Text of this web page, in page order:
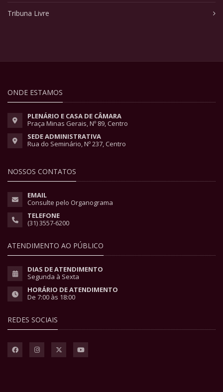
Tribuna Livre
ONDE ESTAMOS
PLENÁRIO E CASA DE CÂMARA
Praça Minas Gerais, Nº 89, Centro
SEDE ADMINISTRATIVA
Rua do Seminário, Nº 237, Centro
NOSSOS CONTATOS
EMAIL
Consulte pelo Organograma
TELEFONE
(31) 3557-6200
ATENDIMENTO AO PÚBLICO
DIAS DE ATENDIMENTO
Segunda à Sexta
HORÁRIO DE ATENDIMENTO
De 7:00 às 18:00
REDES SOCIAIS